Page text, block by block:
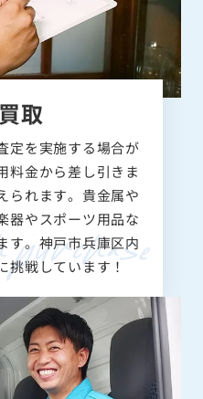
取
定を実施する場合が
料金から差し引きま
られます。貴金属や
器やスポーツ用品な
す。神戸市兵庫区内
挑戦しています！